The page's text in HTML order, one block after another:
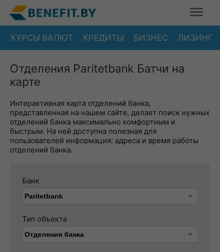
КУРСЫ ВАЛЮТ КРЕДИТЫ БИЗНЕС ЛИЗИНГ
Отделения Paritetbank Батчи на
карте
Интерактивная карта отделений банка,
представленная на нашем сайте, делает поиск нужных
отделений банка максимально комфортным и
быстрым. На ней доступна полезная для
пользователей информация: адреса и время работы
отделений банка.
Банк
Тип объекта